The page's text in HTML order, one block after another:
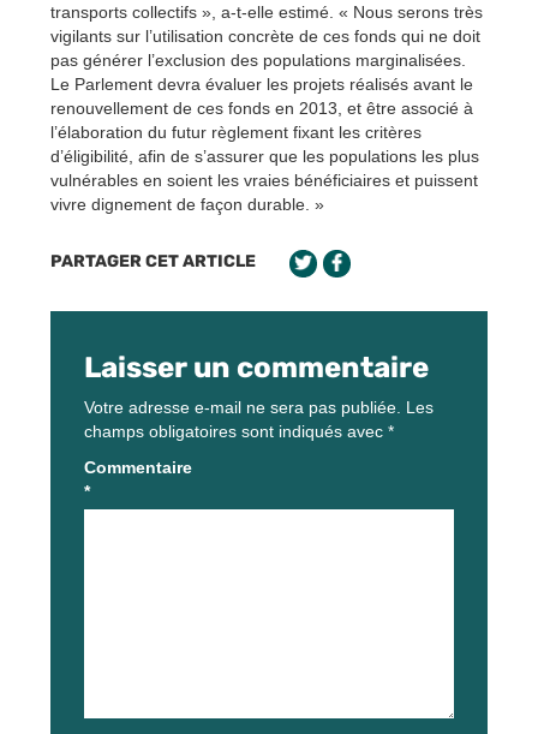
transports collectifs », a-t-elle estimé. « Nous serons très
vigilants sur l’utilisation concrète de ces fonds qui ne doit
pas générer l’exclusion des populations marginalisées.
Le Parlement devra évaluer les projets réalisés avant le
renouvellement de ces fonds en 2013, et être associé à
l’élaboration du futur règlement fixant les critères
d’éligibilité, afin de s’assurer que les populations les plus
vulnérables en soient les vraies bénéficiaires et puissent
vivre dignement de façon durable. »
PARTAGER CET ARTICLE
Laisser un commentaire
Votre adresse e-mail ne sera pas publiée. Les
champs obligatoires sont indiqués avec *
Commentaire
*